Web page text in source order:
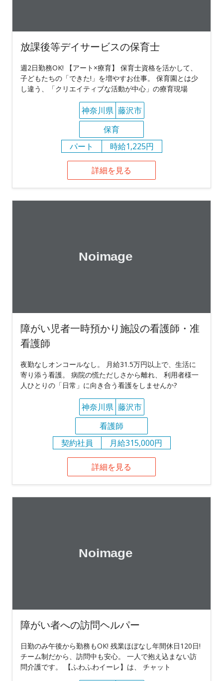
放課後等デイサービスの保育士
週2日勤務OK! 【アート×療育】 保育士資格を活かして、
子どもたちの「できた!」を増やすお仕事。 保育園とは少
し違う、「クリエイティブな活動が中心」の療育現場
神奈川県 藤沢市
保育
パート
時給1,225円
詳細を見る
障がい児者一時預かり施設の看護師・准
看護師
夜勤なしオンコールなし。 月給31.5万円以上で、生活に
寄り添う看護。 病院の慌ただしさから離れ、 利用者様一
人ひとりの「日常」に向き合う看護をしませんか?
神奈川県 藤沢市
看護師
契約社員
月給315,000円
詳細を見る
障がい者への訪問ヘルパー
日勤のみ午後から勤務もOK! 残業ほぼなし年間休日120日!
チーム制だから、訪問中も安心。 一人で抱え込まない訪
問介護です。 【ふわふわイーレ】は、 チャット